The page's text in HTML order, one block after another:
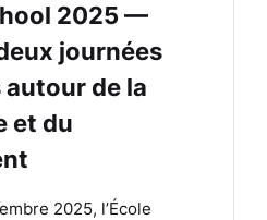
2025 —
journées
autour de la
et du
2025, l’École